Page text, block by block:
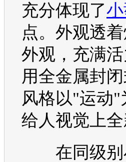
充分体现了
点。外观透
外观，充满
用全金属封
风格以"运动
给人视觉上全
在同级别